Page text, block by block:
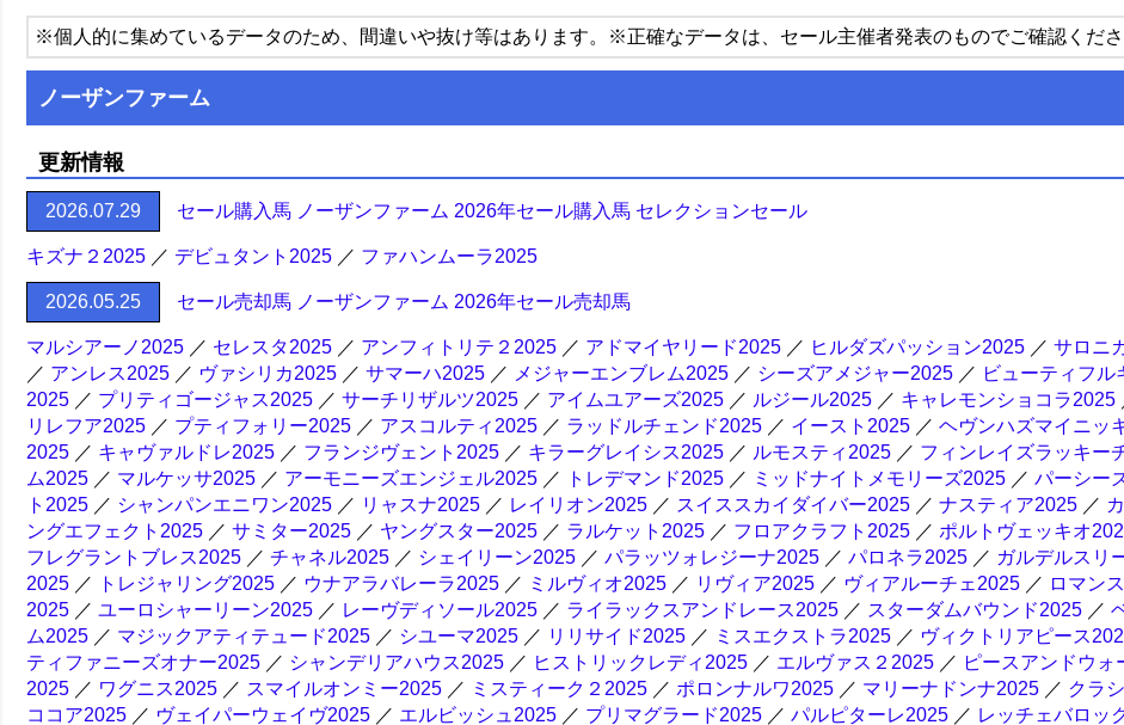
※個人的に集めているデータのため、間違いや抜け等はあります。※正確なデータは、セール主催者発表のものでご確認くださ
ノーザンファーム
更新情報
2026.07.29 セール購入馬 ノーザンファーム 2026年セール購入馬 セレクションセール
キズナ２2025 ／ デビュタント2025 ／ ファハンムーラ2025
2026.05.25 セール売却馬 ノーザンファーム 2026年セール売却馬
マルシアーノ2025 ／ セレスタ2025 ／ アンフィトリテ２2025 ／ アドマイヤリード2025 ／ ヒルダズパッション2025 ／ サロニ
／ アンレス2025 ／ ヴァシリカ2025 ／ サマーハ2025 ／ メジャーエンブレム2025 ／ シーズアメジャー2025 ／ ビューティフル
2025 ／ プリティゴージャス2025 ／ サーチリザルツ2025 ／ アイムユアーズ2025 ／ ルジール2025 ／ キャレモンショコラ2025
リレフア2025 ／ プティフォリー2025 ／ アスコルティ2025 ／ ラッドルチェンド2025 ／ イースト2025 ／ ヘヴンハズマイニッ
2025 ／ キャヴァルドレ2025 ／ フランジヴェント2025 ／ キラーグレイシス2025 ／ ルモスティ2025 ／ フィンレイズラッキー
ム2025 ／ マルケッサ2025 ／ アーモニーズエンジェル2025 ／ トレデマンド2025 ／ ミッドナイトメモリーズ2025 ／ パーシー
ト2025 ／ シャンパンエニワン2025 ／ リャスナ2025 ／ レイリオン2025 ／ スイススカイダイバー2025 ／ ナスティア2025 ／
ングエフェクト2025 ／ サミター2025 ／ ヤングスター2025 ／ ラルケット2025 ／ フロアクラフト2025 ／ ポルトヴェッキオ
フレグラントブレス2025 ／ チャネル2025 ／ シェイリーン2025 ／ パラッツォレジーナ2025 ／ パロネラ2025 ／ ガルデルスリ
2025 ／ トレジャリング2025 ／ ウナアラバレーラ2025 ／ ミルヴィオ2025 ／ リヴィア2025 ／ ヴィアルーチェ2025 ／ ロマン
2025 ／ ユーロシャーリーン2025 ／ レーヴディソール2025 ／ ライラックスアンドレース2025 ／ スターダムバウンド2025 ／
ム2025 ／ マジックアティテュード2025 ／ シユーマ2025 ／ リリサイド2025 ／ ミスエクストラ2025 ／ ヴィクトリアピース
ティファニーズオナー2025 ／ シャンデリアハウス2025 ／ ヒストリックレディ2025 ／ エルヴァス２2025 ／ ピースアンドウォ
2025 ／ ワグニス2025 ／ スマイルオンミー2025 ／ ミスティーク２2025 ／ ポロンナルワ2025 ／ マリーナドンナ2025 ／ クラ
ココア2025 ／ ヴェイパーウェイヴ2025 ／ エルビッシュ2025 ／ プリマグラード2025 ／ パルピターレ2025 ／ レッチェバロッ